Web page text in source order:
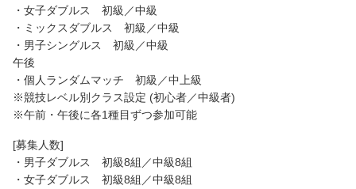
・女子ダブルス 初級／中級
・ミックスダブルス 初級／中級
・男子シングルス 初級／中級
午後
・個人ランダムマッチ 初級／中上級
※競技レベル別クラス設定 (初心者／中級者)
※午前・午後に各1種目ずつ参加可能
[募集人数]
・男子ダブルス 初級8組／中級8組
・女子ダブルス 初級8組／中級8組